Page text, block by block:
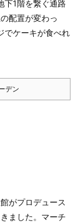
下1階を繋ぐ通路
配置が変わっ
でケーキが食べれ
デン
がプロデュース
ました。 マーチ